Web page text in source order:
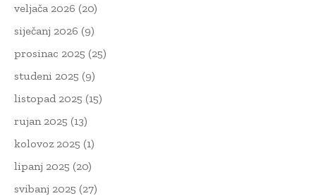
veljača 2026 (20)
siječanj 2026 (9)
prosinac 2025 (25)
studeni 2025 (9)
listopad 2025 (15)
rujan 2025 (13)
kolovoz 2025 (1)
lipanj 2025 (20)
svibanj 2025 (27)